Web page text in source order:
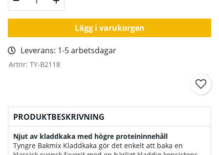
Lägg i varukorgen
Leverans: 1-5 arbetsdagar
Artnr: TY-B2118
PRODUKTBESKRIVNING
Njut av kladdkaka med högre proteininnehåll
Tyngre Bakmix Kladdkaka gör det enkelt att baka en